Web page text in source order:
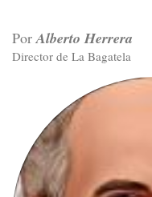
Por Alberto Herrera
Director de La Bagatela